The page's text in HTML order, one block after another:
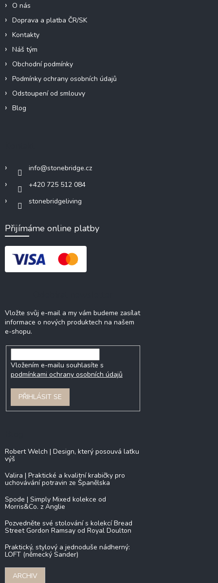
O nás
Doprava a platba ČR/SK
Kontakty
Náš tým
Obchodní podmínky
Podmínky ochrany osobních údajů
Odstoupení od smlouvy
Blog
info@stonebridge.cz
+420 725 512 084
stonebridgeliving
Přijímáme online platby
Vložte svůj e-mail a my vám budeme zasílat
informace o nových produktech na našem
e-shopu.
Vložením e-mailu souhlasíte s
podmínkami ochrany osobních údajů
PŘIHLÁSIT SE
Robert Welch | Design, který posouvá laťku
výš
Valira | Praktické a kvalitní krabičky pro
uchovávání potravin ze Španělska
Spode | Simply Mixed kolekce od
Morris&Co. z Anglie
Pozvedněte své stolování s kolekcí Bread
Street Gordon Ramsay od Royal Doulton
Praktický, stylový a jednoduše nádherný:
LOFT (německý Sander)
ARCHIV